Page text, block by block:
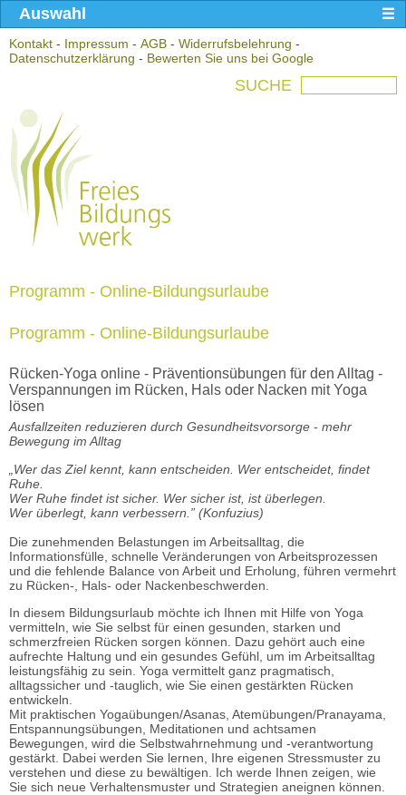
Kontakt - Impressum - AGB - Widerrufsbelehrung -
Datenschutzerklärung - Bewerten Sie uns bei Google
SUCHE
Programm - Online-Bildungsurlaube
Programm - Online-Bildungsurlaube
Rücken-Yoga online - Präventionsübungen für den Alltag -
Verspannungen im Rücken, Hals oder Nacken mit Yoga
lösen
Ausfallzeiten reduzieren durch Gesundheitsvorsorge - mehr
Bewegung im Alltag
„Wer das Ziel kennt, kann entscheiden. Wer entscheidet, findet
Ruhe.
Wer Ruhe findet ist sicher. Wer sicher ist, ist überlegen.
Wer überlegt, kann verbessern.” (Konfuzius)
Die zunehmenden Belastungen im Arbeitsalltag, die
Informationsfülle, schnelle Veränderungen von Arbeitsprozessen
und die fehlende Balance von Arbeit und Erholung, führen vermehrt
zu Rücken-, Hals- oder Nackenbeschwerden.
In diesem Bildungsurlaub möchte ich Ihnen mit Hilfe von Yoga
vermitteln, wie Sie selbst für einen gesunden, starken und
schmerzfreien Rücken sorgen können. Dazu gehört auch eine
aufrechte Haltung und ein gesundes Gefühl, um im Arbeitsalltag
leistungsfähig zu sein. Yoga vermittelt ganz pragmatisch,
alltagssicher und -tauglich, wie Sie einen gestärkten Rücken
entwickeln.
Mit praktischen Yogaübungen/Asanas, Atemübungen/Pranayama,
Entspannungsübungen, Meditationen und achtsamen
Bewegungen, wird die Selbstwahrnehmung und -verantwortung
gestärkt. Dabei werden Sie lernen, Ihre eigenen Stressmuster zu
verstehen und diese zu bewältigen. Ich werde Ihnen zeigen, wie
Sie sich neue Verhaltensmuster und Strategien aneignen können.
Auswahl